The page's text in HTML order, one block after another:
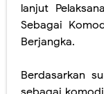
lanjut
Sebagai
Berjangka.
Berdasarkan